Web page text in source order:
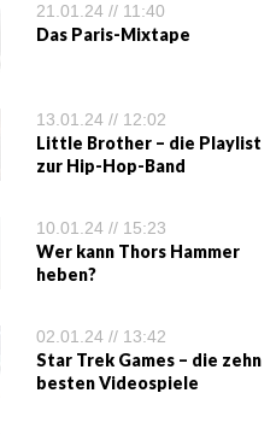
21.01.24 // 11:40
Das Paris-Mixtape
13.01.24 // 12:02
Little Brother – die Playlist
zur Hip-Hop-Band
10.01.24 // 15:23
Wer kann Thors Hammer
heben?
02.01.24 // 13:42
Star Trek Games – die zehn
besten Videospiele